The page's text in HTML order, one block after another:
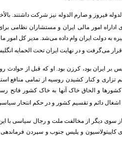
امور مالی ایران و مستشاران نظامی
و البته در جهت اجرای قرارداد مبلغ ۲ میلیون لیره به دولت
می‌گرفت و در نهایت ایران تحت الحمایه
بر ایران بود، کرزن بود. او که قبل از حوادث
و کنار کشیدن روسیه از تمامی منافع
و الحاق خاک آنها به خاک کشور فاتح
دائم و تقسیم کشور و در حکم انتحار
سوی دیگر از مخالفت ملت و رجال سیاسی با این
لغو قراردادهای پیشین چون قرارداد ۱۹۰۷ و ۱۹۱۵ و الغای